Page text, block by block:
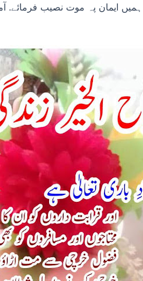
ایمان پہ موت نصیب فرمائے.